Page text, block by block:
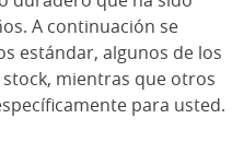
A continuación se
estándar, algunos de los
mientras que otros
para usted.